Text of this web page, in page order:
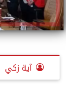
آية زكي